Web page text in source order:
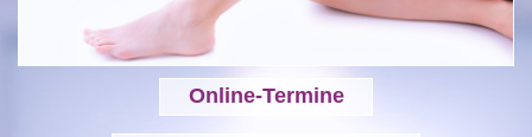
Online-Termine